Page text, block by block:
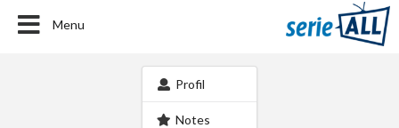
Menu
Profil
Notes